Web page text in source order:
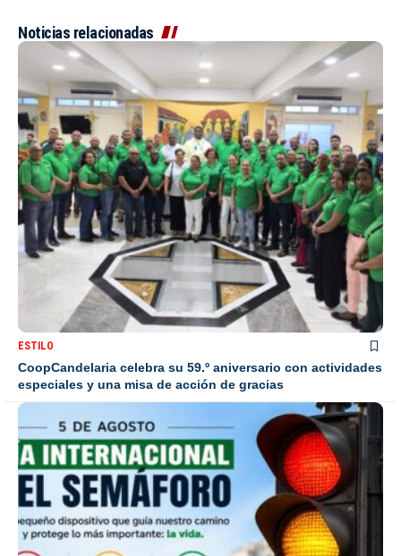
Noticias relacionadas
ESTILO
CoopCandelaria celebra su 59.º aniversario con actividades
especiales y una misa de acción de gracias